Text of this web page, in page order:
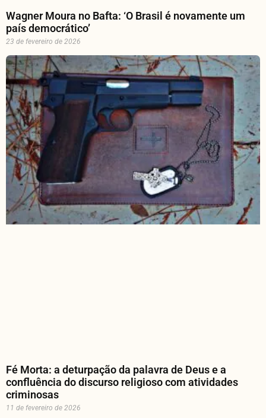
Wagner Moura no Bafta: ‘O Brasil é novamente um
país democrático’
23 de fevereiro de 2026
Fé Morta: a deturpação da palavra de Deus e a
confluência do discurso religioso com atividades
criminosas
11 de fevereiro de 2026